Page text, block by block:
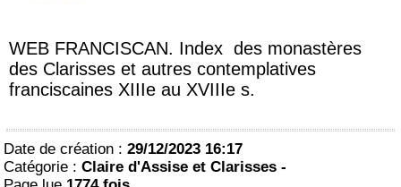
WEB FRANCISCAN. Index des monastères
des Clarisses et autres contemplatives
franciscaines XIIIe au XVIIIe s.
Date de création : 29/12/2023 16:17
Catégorie : Claire d'Assise et Clarisses -